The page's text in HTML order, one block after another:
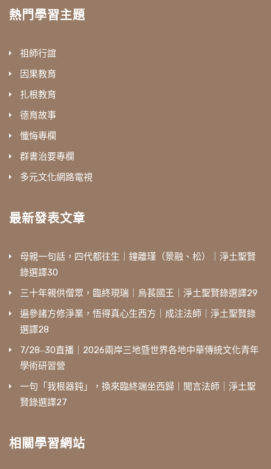
熱門學習主題
祖師行誼
因果教育
扎根教育
德育故事
懺悔專欄
群書治要專欄
多元文化網路電視
最新發表文章
母親一句話，四代都往生｜鐘離瑾（景融、松）｜淨土聖賢
錄選譯30
三十年親供僧眾，臨終現瑞｜烏萇國王｜淨土聖賢錄選譯29
遍參諸方修淨業，悟得真心生西方｜成注法師｜淨土聖賢錄
選譯28
7/28‒30直播｜2026兩岸三地暨世界各地中華傳統文化青年
學術研習營
一句「我根器鈍」，換來臨終端坐西歸｜聞言法師｜淨土聖
賢錄選譯27
相關學習網站